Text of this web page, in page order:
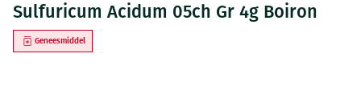
Sulfuricum Acidum 05ch Gr 4g Boiron
Geneesmiddel